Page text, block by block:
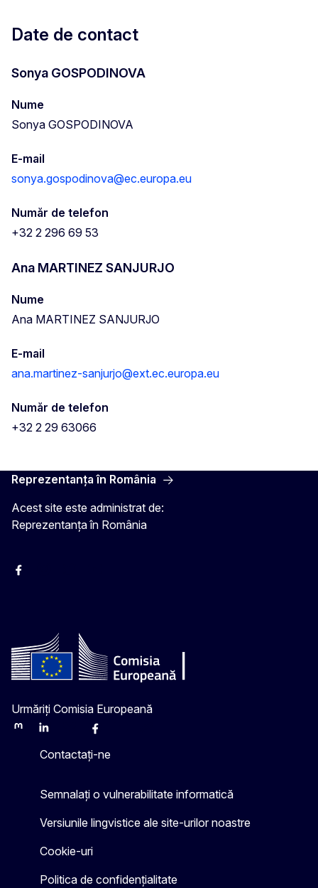
Date de contact
Sonya GOSPODINOVA
Nume
Sonya GOSPODINOVA
E-mail
sonya.gospodinova@ec.europa.eu
Număr de telefon
+32 2 296 69 53
Ana MARTINEZ SANJURJO
Nume
Ana MARTINEZ SANJURJO
E-mail
ana.martinez-sanjurjo@ext.ec.europa.eu
Număr de telefon
+32 2 29 63066
Reprezentanța în România
Acest site este administrat de:
Reprezentanța în România
Facebook
Urmăriți Comisia Europeană
MastodonLinkedInBlueskyFacebook
Contactați-ne
Semnalați o vulnerabilitate informatică
Versiunile lingvistice ale site-urilor noastre
Cookie-uri
Politica de confidențialitate